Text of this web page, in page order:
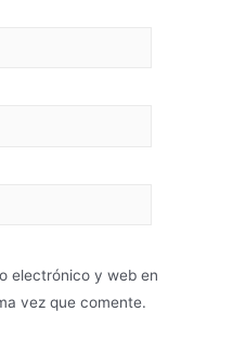
electrónico y web en
vez que comente.